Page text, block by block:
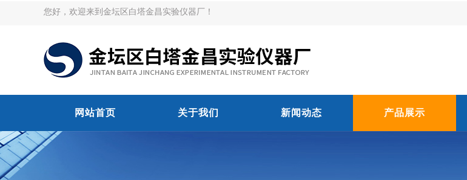
您好，欢迎来到金坛区白塔金昌实验仪器厂！
网站首页 关于我们 新闻动态 产品展示